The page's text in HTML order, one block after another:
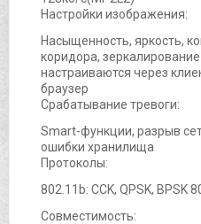
Настройки изображения:
Насыщенность, яркость,
коридора,
настраиваются через
браузер
Срабатывание тревоги:
Smart-функции, разрыв
ошибки хранилища
Протоколы:
802.11b: CCK, QPSK, BPSK
Совместимость: